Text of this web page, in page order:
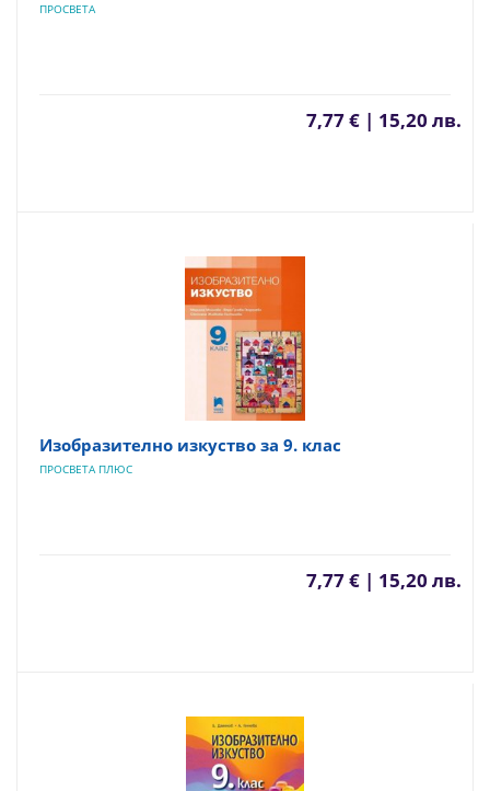
ПРОСВЕТА
7,77 € | 15,20 лв.
Изобразително изкуство за 9. клас
ПРОСВЕТА ПЛЮС
7,77 € | 15,20 лв.